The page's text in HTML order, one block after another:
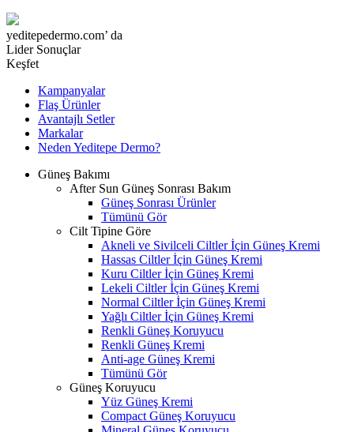
yeditepedermo.com’ da
Lider Sonuçlar
Keşfet
Kampanyalar
Flaş Ürünler
Avantajlı Setler
Markalar
Neden Yeditepe Dermo?
Güneş Bakımı
After Sun Güneş Sonrası Bakım
Güneş Sonrası Ürünler
Tümünü Gör
Cilt Tipine Göre
Akneli ve Sivilceli Ciltler İçin Güneş Kremi
Hassas Ciltler İçin Güneş Kremi
Kuru Ciltler İçin Güneş Kremi
Lekeli Ciltler İçin Güneş Kremi
Normal Ciltler İçin Güneş Kremi
Yağlı Ciltler İçin Güneş Kremi
Renkli Güneş Koruyucu
Renkli Güneş Kremi
Anti-age Güneş Kremi
Tümünü Gör
Güneş Koruyucu
Yüz Güneş Kremi
Compact Güneş Koruyucu